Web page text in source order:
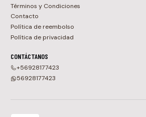
Términos y Condiciones
Contacto
Política de reembolso
Política de privacidad
CONTÁCTANOS
+56928177423
56928177423